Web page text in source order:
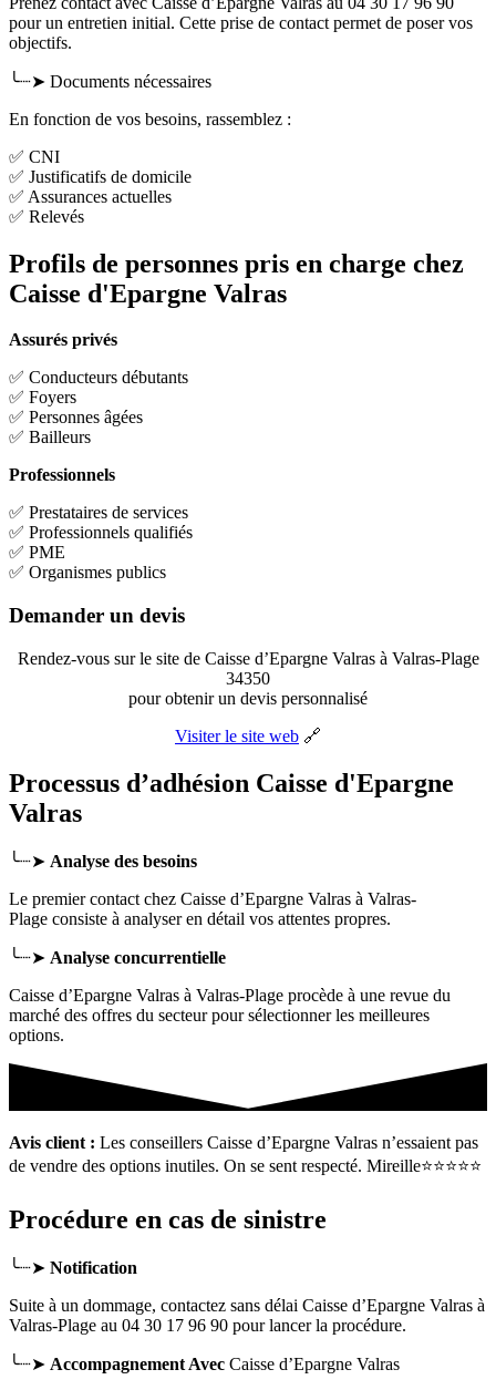
pour un entretien initial. Cette prise de contact permet de poser vos
objectifs.
╰┈➤ Documents nécessaires
En fonction de vos besoins, rassemblez :
✅ CNI
✅ Justificatifs de domicile
✅ Assurances actuelles
✅ Relevés
Profils de personnes pris en charge chez
Caisse d'Epargne Valras
Assurés privés
✅ Conducteurs débutants
✅ Foyers
✅ Personnes âgées
✅ Bailleurs
Professionnels
✅ Prestataires de services
✅ Professionnels qualifiés
✅ PME
✅ Organismes publics
Demander un devis
Rendez-vous sur le site de Caisse d’Epargne Valras à Valras-Plage
34350
pour obtenir un devis personnalisé
Visiter le site web 🔗
Processus d’adhésion Caisse d'Epargne
Valras
╰┈➤ Analyse des besoins
Le premier contact chez Caisse d’Epargne Valras à Valras-
Plage consiste à analyser en détail vos attentes propres.
╰┈➤ Analyse concurrentielle
Caisse d’Epargne Valras à Valras-Plage procède à une revue du
marché des offres du secteur pour sélectionner les meilleures
options.
Avis client : Les conseillers Caisse d’Epargne Valras n’essaient pas
de vendre des options inutiles. On se sent respecté. Mireille⭐⭐⭐⭐⭐
Procédure en cas de sinistre
╰┈➤ Notification
Suite à un dommage, contactez sans délai Caisse d’Epargne Valras à
Valras-Plage au 04 30 17 96 90 pour lancer la procédure.
╰┈➤ Accompagnement Avec Caisse d’Epargne Valras